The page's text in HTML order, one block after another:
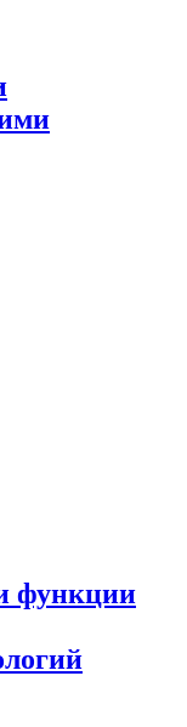
функции